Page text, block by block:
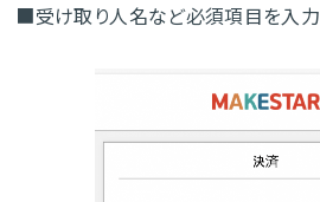
■受け取り人名など必須項目を入力